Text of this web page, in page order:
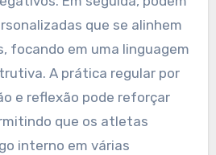
podem desenvolver uma
de diálogo interno
e valores específicos.
avaliar seus padrões atuais
tanto diálogos
Em seguida, podem